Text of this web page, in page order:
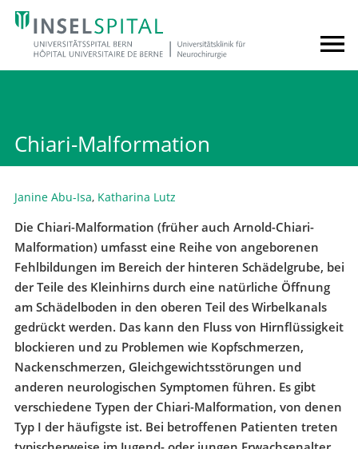
Chiari-Malformation
Janine Abu-Isa, Katharina Lutz
Die Chiari-Malformation (früher auch Arnold-Chiari-
Malformation) umfasst eine Reihe von angeborenen
Fehlbildungen im Bereich der hinteren Schädelgrube, bei
der Teile des Kleinhirns durch eine natürliche Öffnung
am Schädelboden in den oberen Teil des Wirbelkanals
gedrückt werden. Das kann den Fluss von Hirnflüssigkeit
blockieren und zu Problemen wie Kopfschmerzen,
Nackenschmerzen, Gleichgewichtsstörungen und
anderen neurologischen Symptomen führen. Es gibt
verschiedene Typen der Chiari-Malformation, von denen
Typ I der häufigste ist. Bei betroffenen Patienten treten